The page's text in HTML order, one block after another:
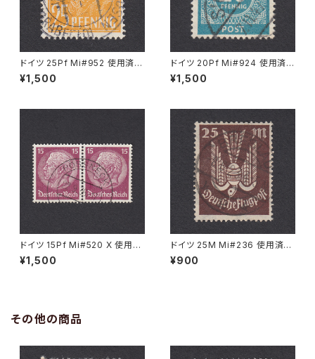
ドイツ 25Pf Mi#952 使用済み
切手｜MERKERSHAUSEN 14.
2.1948
¥1,500
ドイツ 20Pf Mi#924 使用済み
切手｜SIGLINGEN 7.11.1947
¥1,500
ドイツ 15Pf Mi#520 X 使用済
み切手｜PÖSSNECK 22.9.19
36
¥1,500
ドイツ 25M Mi#236 使用済み
切手｜BRESLAU 8.6.1923
¥900
その他の商品